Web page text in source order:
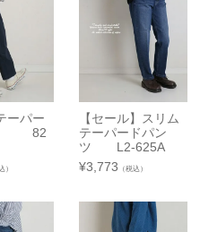
ーパー
82
）
【セール】スリム
テーパードパン
ツ L2-625A
¥3,773 （税込）